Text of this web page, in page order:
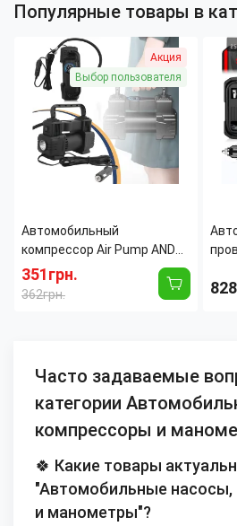
Популярные товары в
Акция
Выбор пользователя
Автомобильный
компрессор Air Pump AND
XL-1025, 12В, 150 PSI, LED-
фонарь, манометр
351грн.
362грн.
150
Часто задаваемые
категории
компрессоры и
🍀 Какие товары
"Автомобильные
и манометры"?